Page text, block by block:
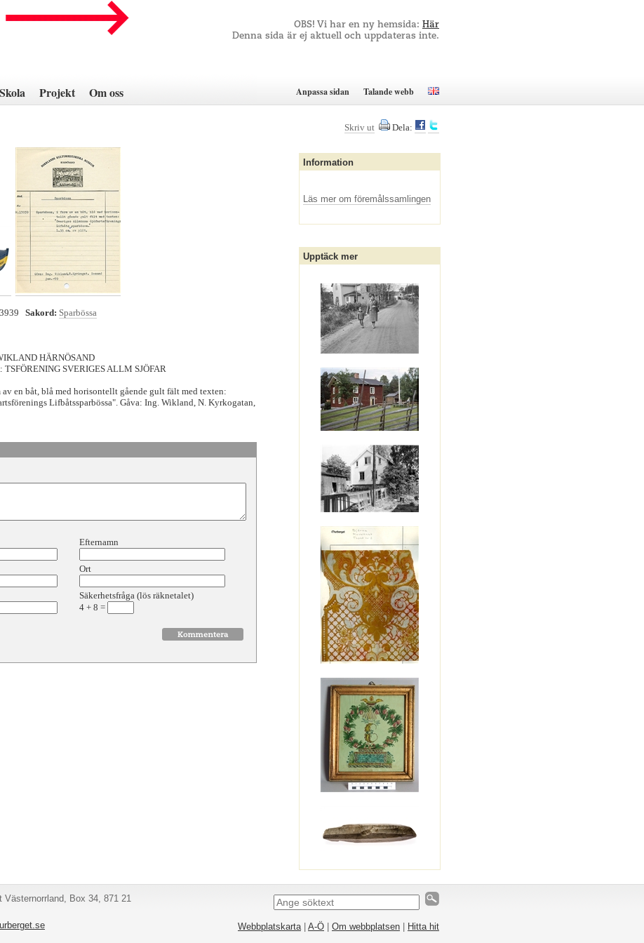
OBS! Vi har en ny hemsida: Här
Denna sida är ej aktuell och uppdateras inte.
Skola Projekt Om oss Anpassa sidan Talande webb
Sakord: Sparbössa
HÄRNÖSAND
: TSFÖRENING SVERIGES ALLM SJÖFAR
av en båt, blå med horisontellt gående gult fält med texten:
Lifbåtssparbössa". Gåva: Ing. Wikland, N. Kyrkogatan,
Efternamn
Ort
Säkerhetsfråga (lös räknetalet)
4 + 8 =
Skriv ut Dela:
Information
Läs mer om föremålssamlingen
Upptäck mer
Västernorrland, Box 34, 871 21
Webbplatskarta| A-Ö Om webbplatsen Hitta hit